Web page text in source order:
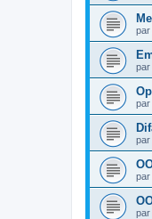
par
par
par
par
par
par